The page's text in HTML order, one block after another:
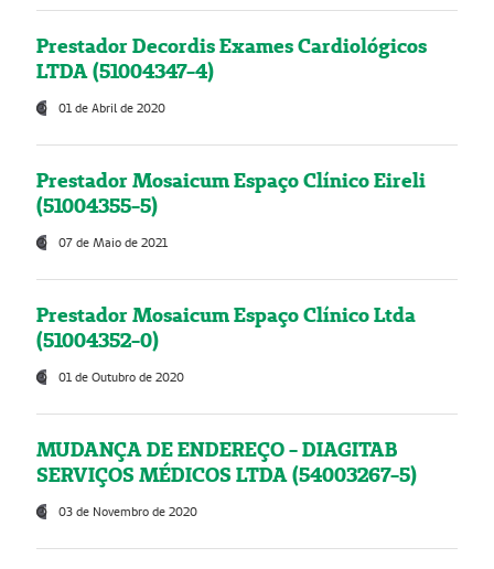
Prestador Decordis Exames Cardiológicos
LTDA (51004347-4)
01 de Abril de 2020
Prestador Mosaicum Espaço Clínico Eireli
(51004355-5)
07 de Maio de 2021
Prestador Mosaicum Espaço Clínico Ltda
(51004352-0)
01 de Outubro de 2020
MUDANÇA DE ENDEREÇO - DIAGITAB
SERVIÇOS MÉDICOS LTDA (54003267-5)
03 de Novembro de 2020